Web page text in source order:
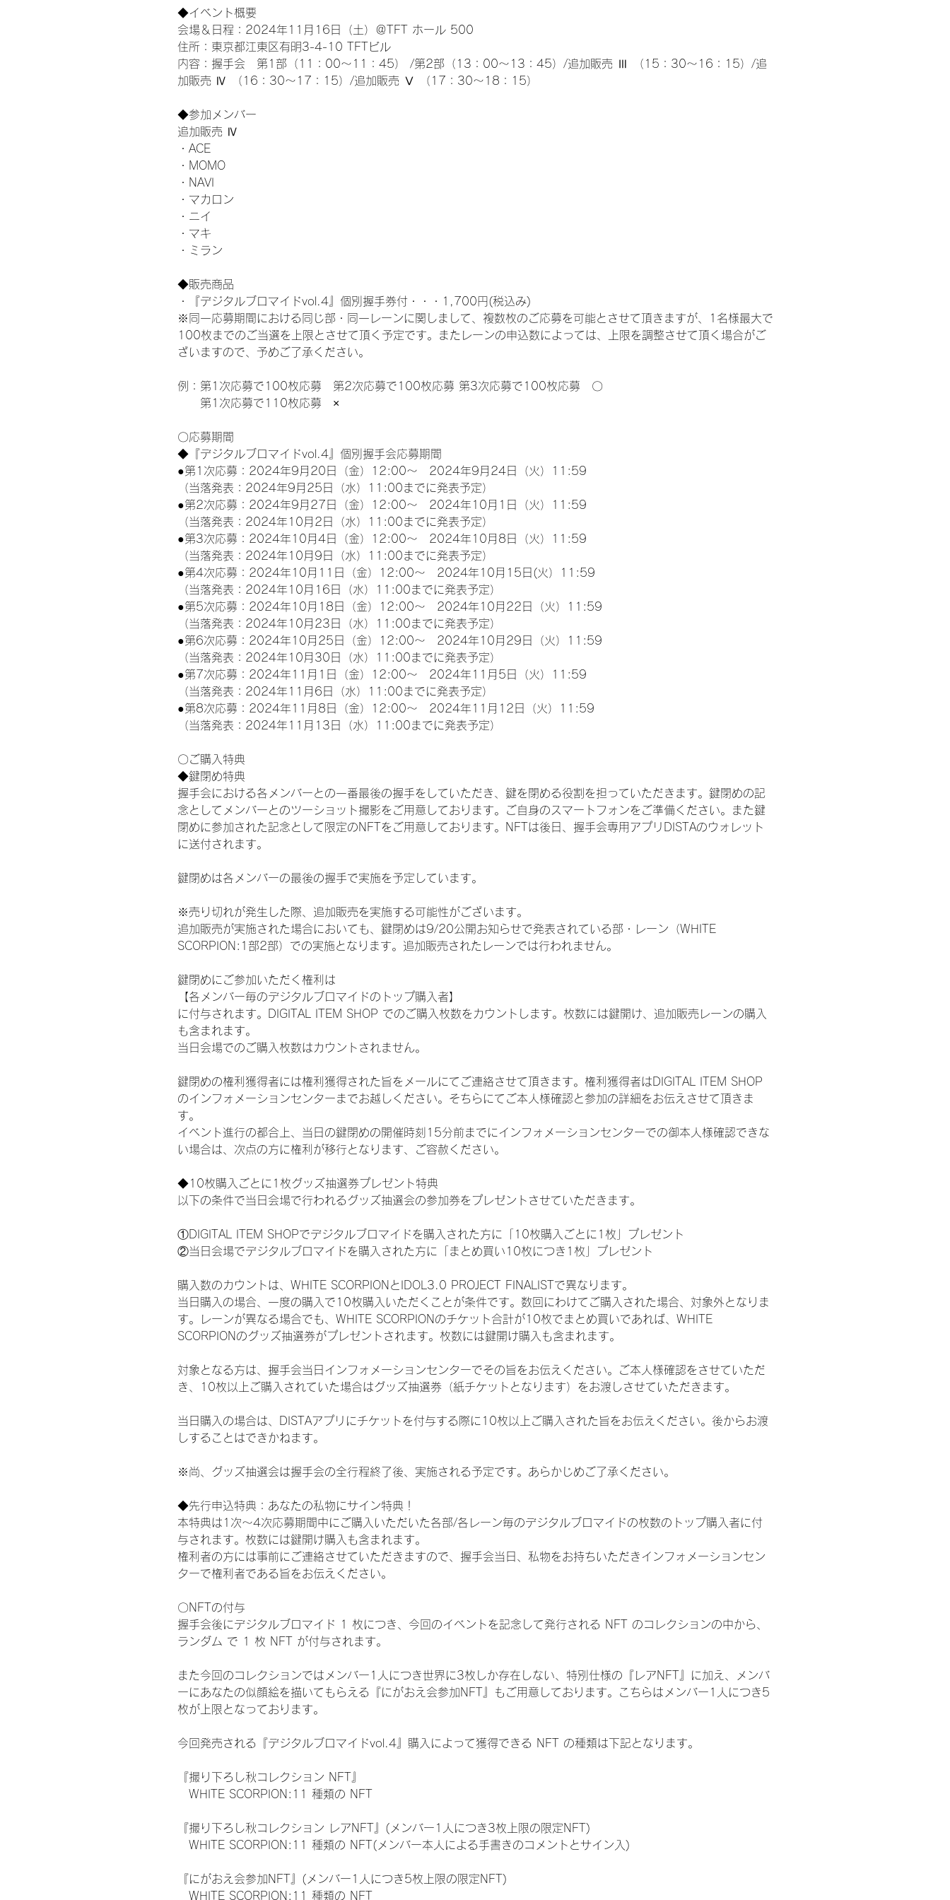
◆イベント概要
会場＆日程：2024年11月16日（土）＠TFT ホール 500
住所：東京都江東区有明3-4-10 TFTビル
内容：握手会　第1部（11：00～11：45） /第2部（13：00～13：45）/追加販売 Ⅲ （15：30～16：15）/追
加販売 Ⅳ （16：30～17：15）/追加販売 Ⅴ （17：30～18：15）
◆参加メンバー
追加販売 Ⅳ
・ACE
・MOMO
・NAVI
・マカロン
・ニイ
・マキ
・ミラン
◆販売商品
・『デジタルブロマイドvol.4』個別握手券付・・・1,700円(税込み)
※同一応募期間における同じ部・同一レーンに関しまして、複数枚のご応募を可能とさせて頂きますが、1名様最大で
100枚までのご当選を上限とさせて頂く予定です。またレーンの申込数によっては、上限を調整させて頂く場合がご
ざいますので、予めご了承ください。
例：第1次応募で100枚応募　第2次応募で100枚応募 第3次応募で100枚応募　〇
第1次応募で110枚応募　×
〇応募期間
◆『デジタルブロマイドvol.4』個別握手会応募期間
●第1次応募：2024年9月20日（金）12:00～　2024年9月24日（火）11:59
（当落発表：2024年9月25日（水）11:00までに発表予定）
●第2次応募：2024年9月27日（金）12:00～　2024年10月1日（火）11:59
（当落発表：2024年10月2日（水）11:00までに発表予定）
●第3次応募：2024年10月4日（金）12:00～　2024年10月8日（火）11:59
（当落発表：2024年10月9日（水）11:00までに発表予定）
●第4次応募：2024年10月11日（金）12:00～　2024年10月15日(火）11:59
（当落発表：2024年10月16日（水）11:00までに発表予定）
●第5次応募：2024年10月18日（金）12:00～　2024年10月22日（火）11:59
（当落発表：2024年10月23日（水）11:00までに発表予定）
●第6次応募：2024年10月25日（金）12:00～　2024年10月29日（火）11:59
（当落発表：2024年10月30日（水）11:00までに発表予定）
●第7次応募：2024年11月1日（金）12:00～　2024年11月5日（火）11:59
（当落発表：2024年11月6日（水）11:00までに発表予定）
●第8次応募：2024年11月8日（金）12:00～　2024年11月12日（火）11:59
（当落発表：2024年11月13日（水）11:00までに発表予定）
〇ご購入特典
◆鍵閉め特典
握手会における各メンバーとの一番最後の握手をしていただき、鍵を閉める役割を担っていただきます。鍵閉めの記
念としてメンバーとのツーショット撮影をご用意しております。ご自身のスマートフォンをご準備ください。また鍵
閉めに参加された記念として限定のNFTをご用意しております。NFTは後日、握手会専用アプリDISTAのウォレット
に送付されます。
鍵閉めは各メンバーの最後の握手で実施を予定しています。
※売り切れが発生した際、追加販売を実施する可能性がございます。
追加販売が実施された場合においても、鍵閉めは9/20公開お知らせで発表されている部・レーン（WHITE
SCORPION:1部2部）での実施となります。追加販売されたレーンでは行われません。
鍵閉めにご参加いただく権利は
【各メンバー毎のデジタルブロマイドのトップ購入者】
に付与されます。DIGITAL ITEM SHOP でのご購入枚数をカウントします。枚数には鍵開け、追加販売レーンの購入
も含まれます。
当日会場でのご購入枚数はカウントされません。
鍵閉めの権利獲得者には権利獲得された旨をメールにてご連絡させて頂きます。権利獲得者はDIGITAL ITEM SHOP
のインフォメーションセンターまでお越しください。そちらにてご本人様確認と参加の詳細をお伝えさせて頂きま
す。
イベント進行の都合上、当日の鍵閉めの開催時刻15分前までにインフォメーションセンターでの御本人様確認できな
い場合は、次点の方に権利が移行となります、ご容赦ください。
◆10枚購入ごとに1枚グッズ抽選券プレゼント特典
以下の条件で当日会場で行われるグッズ抽選会の参加券をプレゼントさせていただきます。
①DIGITAL ITEM SHOPでデジタルブロマイドを購入された方に「10枚購入ごとに1枚」プレゼント
②当日会場でデジタルブロマイドを購入された方に「まとめ買い10枚につき1枚」プレゼント
購入数のカウントは、WHITE SCORPIONとIDOL3.0 PROJECT FINALISTで異なります。
当日購入の場合、一度の購入で10枚購入いただくことが条件です。数回にわけてご購入された場合、対象外となりま
す。レーンが異なる場合でも、WHITE SCORPIONのチケット合計が10枚でまとめ買いであれば、WHITE
SCORPIONのグッズ抽選券がプレゼントされます。枚数には鍵開け購入も含まれます。
対象となる方は、握手会当日インフォメーションセンターでその旨をお伝えください。ご本人様確認をさせていただ
き、10枚以上ご購入されていた場合はグッズ抽選券（紙チケットとなります）をお渡しさせていただきます。
当日購入の場合は、DISTAアプリにチケットを付与する際に10枚以上ご購入された旨をお伝えください。後からお渡
しすることはできかねます。
※尚、グッズ抽選会は握手会の全行程終了後、実施される予定です。あらかじめご了承ください。
◆先行申込特典：あなたの私物にサイン特典！
本特典は1次〜4次応募期間中にご購入いただいた各部/各レーン毎のデジタルブロマイドの枚数のトップ購入者に付
与されます。枚数には鍵開け購入も含まれます。
権利者の方には事前にご連絡させていただきますので、握手会当日、私物をお持ちいただきインフォメーションセン
ターで権利者である旨をお伝えください。
〇NFTの付与
握手会後にデジタルブロマイド 1 枚につき、今回のイベントを記念して発行される NFT のコレクションの中から、
ランダム で 1 枚 NFT が付与されます。
また今回のコレクションではメンバー1人につき世界に3枚しか存在しない、特別仕様の『レアNFT』に加え、メンバ
ーにあなたの似顔絵を描いてもらえる『にがおえ会参加NFT』もご用意しております。こちらはメンバー1人につき5
枚が上限となっております。
今回発売される『デジタルブロマイドvol.4』購入によって獲得できる NFT の種類は下記となります。
『撮り下ろし秋コレクション NFT』
WHITE SCORPION:11 種類の NFT
『撮り下ろし秋コレクション レアNFT』(メンバー1人につき3枚上限の限定NFT)
WHITE SCORPION:11 種類の NFT(メンバー本人による手書きのコメントとサイン入)
『にがおえ会参加NFT』(メンバー1人につき5枚上限の限定NFT)
WHITE SCORPION:11 種類の NFT